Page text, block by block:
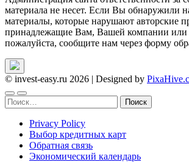
материала не несет. Если Вы обнаружили
материалы, которые нарушают авторские
принадлежащие Вам, Вашей компании или
пожалуйста, сообщите нам через форму
© invest-easy.ru 2026 | Designed by
Найти:
Privacy Policy
Выбор кредитных карт
Обратная связь
Экономический календарь